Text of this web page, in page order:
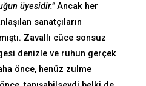
üyesidir.”Ancak her
sanatçıların
Zavallı cüce sonsuz
denizle ve ruhun gerçek
önce, henüz zulme